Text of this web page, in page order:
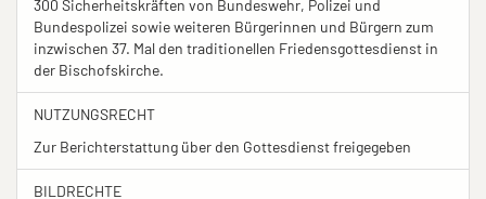
300 Sicherheitskräften von Bundeswehr, Polizei und
Bundespolizei sowie weiteren Bürgerinnen und Bürgern zum
inzwischen 37. Mal den traditionellen Friedensgottesdienst in
der Bischofskirche.
NUTZUNGSRECHT
Zur Berichterstattung über den Gottesdienst freigegeben
BILDRECHTE